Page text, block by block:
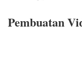
Pembuatan